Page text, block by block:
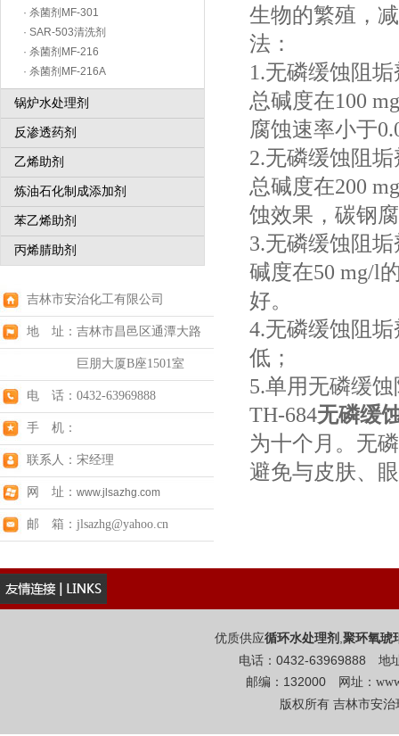
· 杀菌剂MF-301
· SAR-503清洗剂
· 杀菌剂MF-216
· 杀菌剂MF-216A
锅炉水处理剂
反渗透药剂
乙烯助剂
炼油石化制成添加剂
苯乙烯助剂
丙烯腈助剂
吉林市安治化工有限公司
地 址：吉林市昌邑区通潭大路
巨朋大厦B座1501室
电 话：0432-63969888
手 机：
联系人：宋经理
网 址： www.jlsazhg.com
邮 箱：jlsazhg@yahoo.cn
生物的繁殖，
法：
1.无磷缓蚀阻
总碱度在100
腐蚀速率小于
2.无磷缓蚀阻
总碱度在200
蚀效果，碳钢
3.无磷缓蚀阻
碱度在50 mg/l
好。
4.无磷缓蚀阻
低；
5.单用无磷缓
TH-684无磷缓
为十个月。无
避免与皮肤、
优质供应循环水处理剂 ,聚环氧琥
电话：0432-63969888 地
邮编：132000 网址：
版权所有 吉林市安